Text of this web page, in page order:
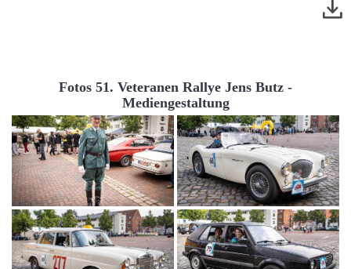
Fotos 51. Veteranen Rallye Jens Butz -
Mediengestaltung